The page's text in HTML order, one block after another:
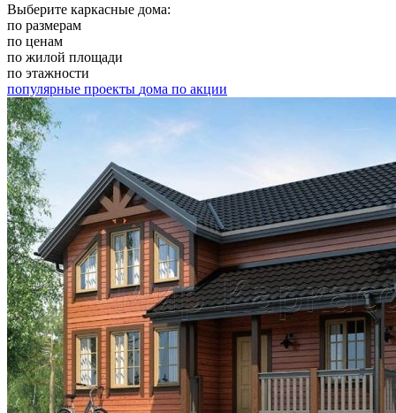
Выберите каркасные дома:
по размерам
по ценам
по жилой площади
по этажности
популярные проекты дома по акции